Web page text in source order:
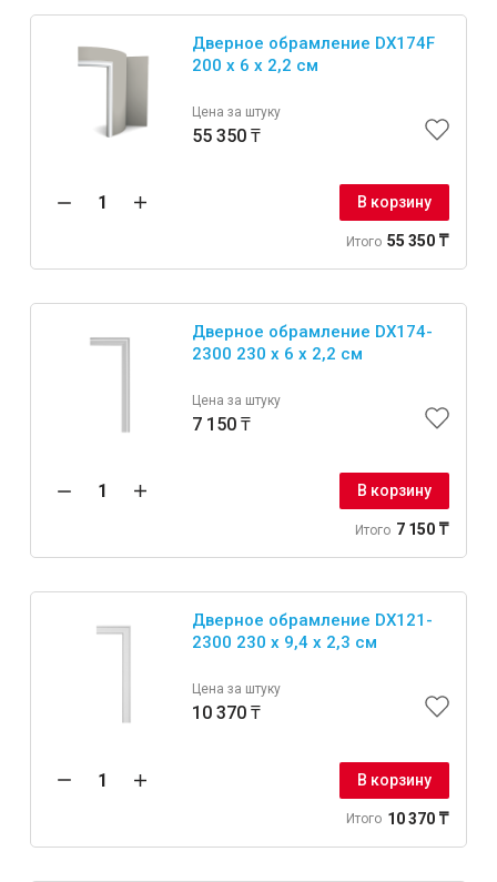
Дверное обрамление DX174F
200 x 6 x 2,2 см
Цена за штуку
55 350 ₸
В корзину
Итого 55 350 ₸
Дверное обрамление DX174-
2300 230 x 6 x 2,2 см
Цена за штуку
7 150 ₸
В корзину
Итого 7 150 ₸
Дверное обрамление DX121-
2300 230 x 9,4 x 2,3 см
Цена за штуку
10 370 ₸
В корзину
Итого 10 370 ₸